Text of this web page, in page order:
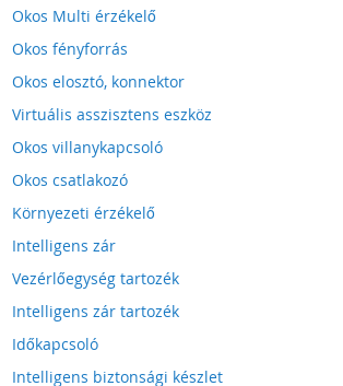
Okos Multi érzékelő
Okos fényforrás
Okos elosztó, konnektor
Virtuális asszisztens eszköz
Okos villanykapcsoló
Okos csatlakozó
Környezeti érzékelő
Intelligens zár
Vezérlőegység tartozék
Intelligens zár tartozék
Időkapcsoló
Intelligens biztonsági készlet